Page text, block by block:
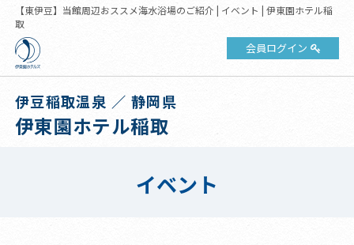
【東伊豆】当館周辺おススメ海水浴場のご紹介 | イベント | 伊東園ホテル稲
取
会員ログイン
伊豆稲取温泉 ／ 静岡県
伊東園ホテル稲取
イベント